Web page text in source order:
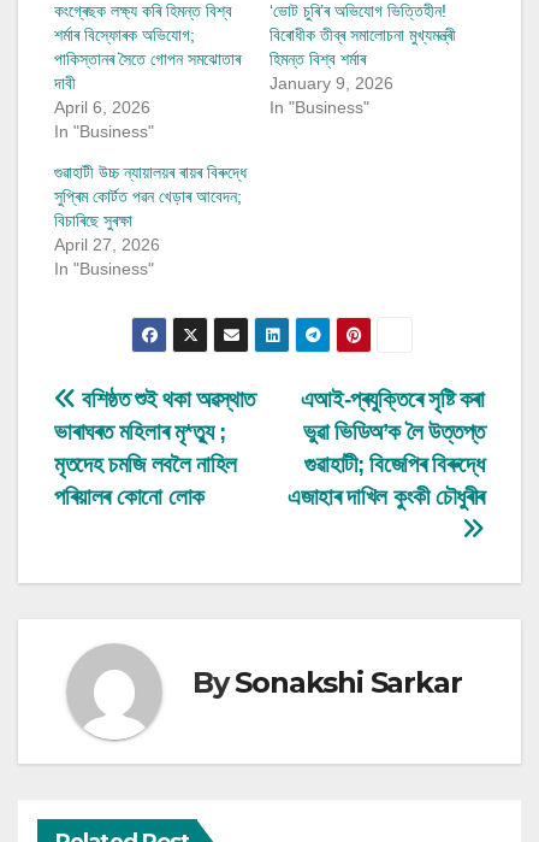
কংগ্ৰেছক লক্ষ্য কৰি হিমন্ত বিশ্ব
শৰ্মাৰ বিস্ফোৰক অভিযোগ;
পাকিস্তানৰ সৈতে গোপন সমঝোতাৰ
দাবী
April 6, 2026
In "Business"
‘ভোট চুৰি’ৰ অভিযোগ ভিত্তিহীন!
বিৰোধীক তীব্ৰ সমালোচনা মুখ্যমন্ত্ৰী
হিমন্ত বিশ্ব শৰ্মাৰ
January 9, 2026
In "Business"
গুৱাহাটী উচ্চ ন্যায়ালয়ৰ ৰায়ৰ বিৰুদ্ধে
সুপ্ৰিম কোৰ্টত পৱন খেড়াৰ আবেদন;
বিচাৰিছে সুৰক্ষা
April 27, 2026
In "Business"
Post
navigation
এআই-প্ৰযুক্তিৰে সৃষ্টি কৰা
ভুৱা ভিডিঅ’ক লৈ উত্তপ্ত
গুৱাহাটী; বিজেপিৰ বিৰুদ্ধে
এজাহাৰ দাখিল কুংকী চৌধুৰীৰ
বশিষ্ঠত শুই থকা অৱস্থাত
ভাৰাঘৰত মহিলাৰ মৃ*ত্যু ;
মৃতদেহ চমজি লবলৈ নাহিল
পৰিয়ালৰ কোনো লোক
BySonakshi Sarkar